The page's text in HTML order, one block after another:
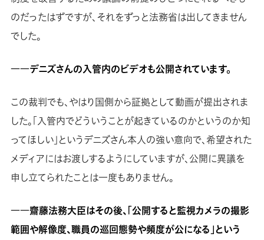
のだったはずですが、それをずっと法務省は出してきません
でした。
――デニズさんの入管内のビデオも公開されています。
この裁判でも、やはり国側から証拠として動画が提出されま
した。「入管内でどういうことが起きているのかというのか知
ってほしい」というデニズさん本人の強い意向で、希望された
メディアにはお渡しするようにしていますが、公開に異議を
申し立てられたことは一度もありません。
――齋藤法務大臣はその後、「公開すると監視カメラの撮影
範囲や解像度、職員の巡回態勢や頻度が公になる」という